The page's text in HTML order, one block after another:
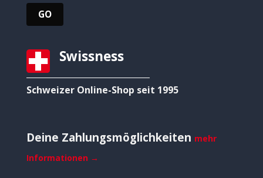
Swissness
Schweizer Online-Shop seit 1995
Deine Zahlungsmöglichkeiten mehr
Informationen →